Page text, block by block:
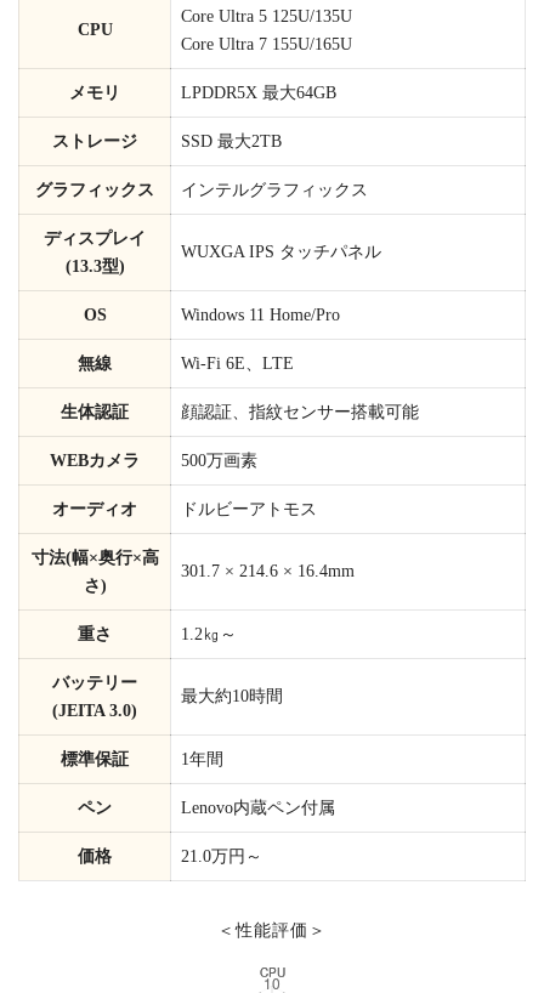
CPU
Core Ultra 5 125U/135U
Core Ultra 7 155U/165U
メモリ LPDDR5X 最大64GB
ストレージ SSD 最大2TB
グラフィックス インテルグラフィックス
ディスプレイ
(13.3型)
WUXGA IPS タッチパネル
OS Windows 11 Home/Pro
無線 Wi-Fi 6E、LTE
生体認証 顔認証、指紋センサー搭載可能
WEBカメラ 500万画素
オーディオ ドルビーアトモス
寸法(幅×奥行×高
さ)
301.7 × 214.6 × 16.4mm
重さ 1.2㎏～
バッテリー
(JEITA 3.0)
最大約10時間
標準保証 1年間
ペン Lenovo内蔵ペン付属
価格 21.0万円～
＜性能評価＞